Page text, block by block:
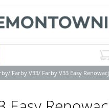
/ Farby V33/ Farby V33 Easy